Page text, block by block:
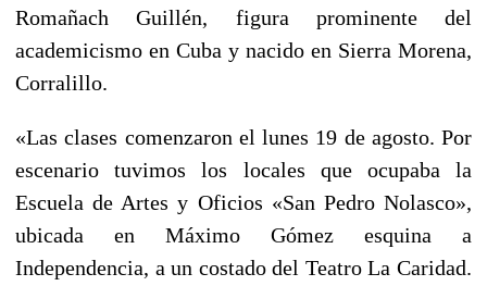
Romañach Guillén, figura prominente del
academicismo en Cuba y nacido en Sierra Morena,
Corralillo.
«Las clases comenzaron el lunes 19 de agosto. Por
escenario tuvimos los locales que ocupaba la
Escuela de Artes y Oficios «San Pedro Nolasco»,
ubicada en Máximo Gómez esquina a
Independencia, a un costado del Teatro La Caridad.